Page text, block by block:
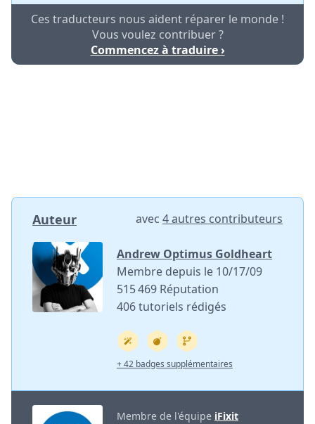
Ces traducteurs nous aident réparer le monde !
Vous voulez contribuer ?
Commencez à traduire ›
Auteur avec 4 autres contributeurs
Andrew Optimus Goldheart
Membre depuis le 10/17/09
515 469 Réputation
406 tutoriels rédigés
+ 42 badges supplémentaires
Membre de l'équipe iFixit